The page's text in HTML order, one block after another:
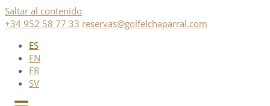
Saltar al contenido
+34 952 58 77 33 reservas@golfelchaparral.com
ES
EN
FR
SV